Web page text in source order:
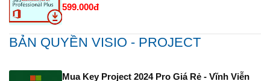
599.000đ
BẢN QUYỀN VISIO - PROJECT
Mua Key Project 2024 Pro Giá Rẻ - Vĩnh Viễn